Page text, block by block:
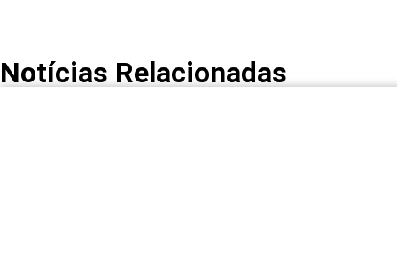
Notícias Relacionadas